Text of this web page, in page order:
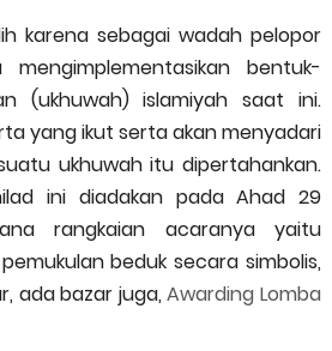
karena sebagai wadah pelopor
bentuk-
(ukhuwah) islamiyah saat ini.
yang ikut serta akan menyadari
ukhuwah itu dipertahankan.
ini diadakan pada Ahad 29
rangkaian acaranya yaitu
beduk secara simbolis,
ada bazar juga,Awarding Lomba